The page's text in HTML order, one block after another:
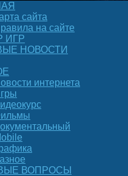
сайта
на сайте
ИГР
НОВОСТИ
интернета
ВОПРОСЫ